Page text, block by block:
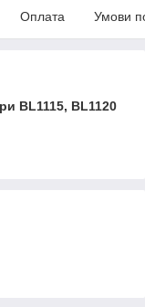
Оплата Умови
BL1115, BL1120